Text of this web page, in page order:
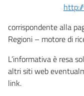
corrispondente alla
Regioni – motore di
L’informativa è resa
altri siti web
link.